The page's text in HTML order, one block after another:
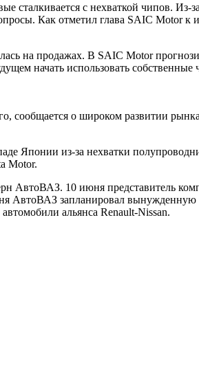
сталкивается с нехваткой чипов. Из-
Как отметил глава SAIC Motor
на продажах. В SAIC Motor
начать использовать
сообщается о широком развитии
Японии из-за нехватки
Motor.
АвтоВАЗ. 10 июня представитель
АвтоВАЗ запланировал вынужденную
альянса Renault-Nissan.